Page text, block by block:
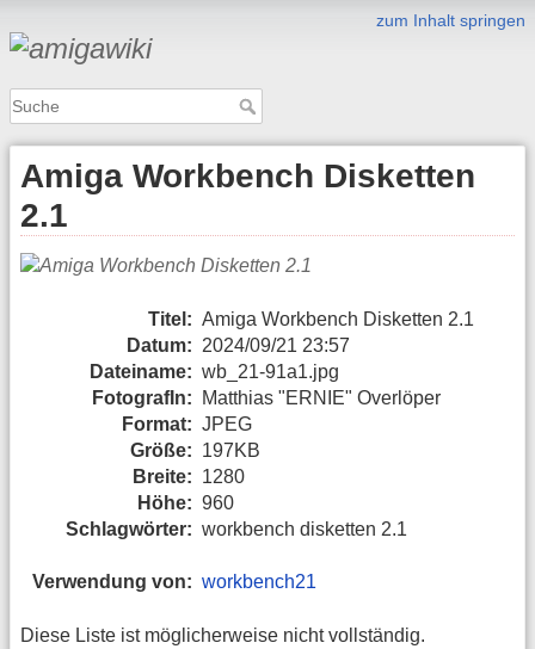
zum Inhalt springen
Amiga Workbench Disketten
2.1
Titel: Amiga Workbench Disketten 2.1
Datum: 2024/09/21 23:57
Dateiname: wb_21-91a1.jpg
FotografIn:
Matthias "ERNIE" Overlöper
Format: JPEG
Größe: 197KB
Breite: 1280
Höhe: 960
Schlagwörter: workbench disketten 2.1
Verwendung von: workbench21
Diese Liste ist möglicherweise nicht vollständig.